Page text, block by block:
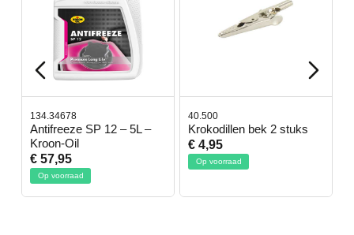
134.34678
Antifreeze SP 12 – 5L –
Kroon-Oil
€ 57,95
Op voorraad
40.500
Krokodillen bek 2 stuks
€ 4,95
Op voorraad